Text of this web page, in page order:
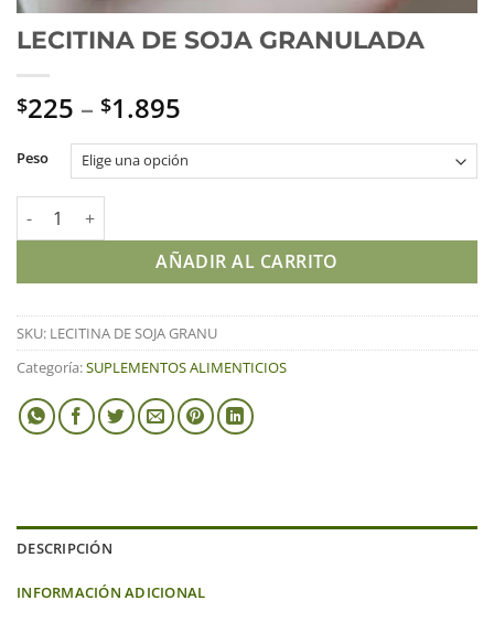
LECITINA DE SOJA GRANULADA
$225 – $1.895
Peso
LECITINA DE SOJA GRANULADA cantidad
AÑADIR AL CARRITO
SKU: LECITINA DE SOJA GRANU
Categoría:SUPLEMENTOS ALIMENTICIOS
DESCRIPCIÓN
INFORMACIÓN ADICIONAL